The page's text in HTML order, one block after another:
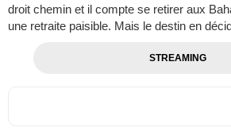
droit chemin et il compte se retirer aux
une retraite paisible. Mais le destin en
STREAMING